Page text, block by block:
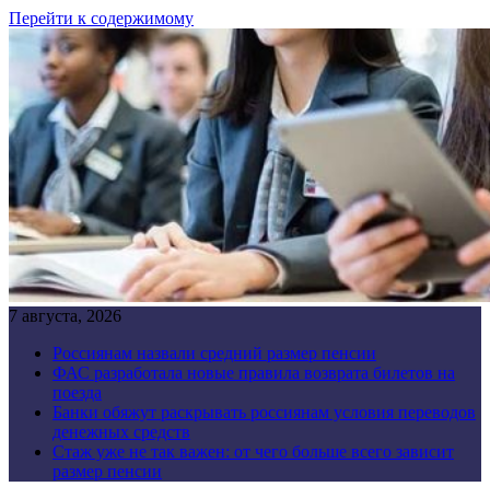
Перейти к содержимому
7 августа, 2026
Россиянам назвали средний размер пенсии
ФАС разработала новые правила возврата билетов на
поезда
Банки обяжут раскрывать россиянам условия переводов
денежных средств
Стаж уже не так важен: от чего больше всего зависит
размер пенсии